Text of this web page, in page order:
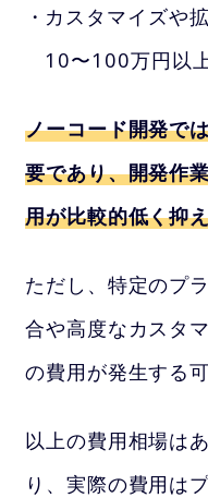
カスタマイズや
10〜100万円以
ノーコード開発で
要であり、開発作
用が比較的低く抑
ただし、特定のプ
合や高度なカスタ
の費用が発生する
以上の費用相場は
り、実際の費用は